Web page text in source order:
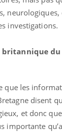
neurologiques,
investigations.
britannique
que les
disent
et donc
importante